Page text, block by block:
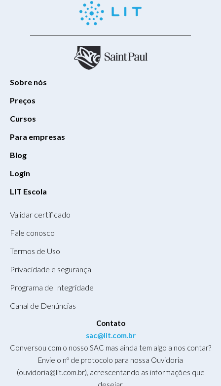
Sobre nós
Preços
Cursos
Para empresas
Blog
Login
LIT Escola
Validar certificado
Fale conosco
Termos de Uso
Privacidade e segurança
Programa de Integridade
Canal de Denúncias
Contato
sac@lit.com.br
Conversou com o nosso SAC mas ainda tem algo a nos contar?
Envie o nº de protocolo para nossa Ouvidoria
(ouvidoria@lit.com.br), acrescentando as informações que